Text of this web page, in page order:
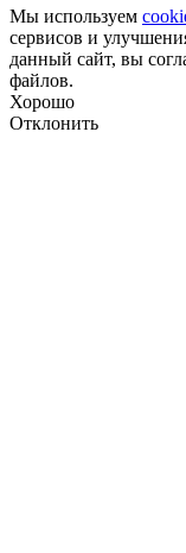
Мы используем
сервисов и
данный сайт, вы
файлов.
Хорошо
Отклонить